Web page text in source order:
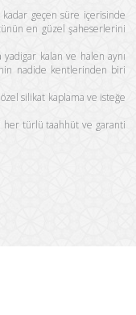
geçen süre içerisinde
en güzel şaheserlerini
kalan ve halen aynı
nadide kentlerinden biri
silikat kaplama ve isteğe
her türlü taahhüt ve garanti